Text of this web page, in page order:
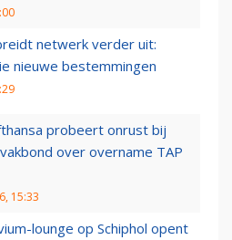
netwerk verder uit:
nieuwe bestemmingen
probeert onrust bij
over overname TAP
15:33
lounge op Schiphol opent